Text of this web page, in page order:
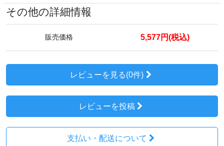
その他の詳細情報
販売価格 5,577円(税込)
レビューを見る(0件)
レビューを投稿
支払い・配送について